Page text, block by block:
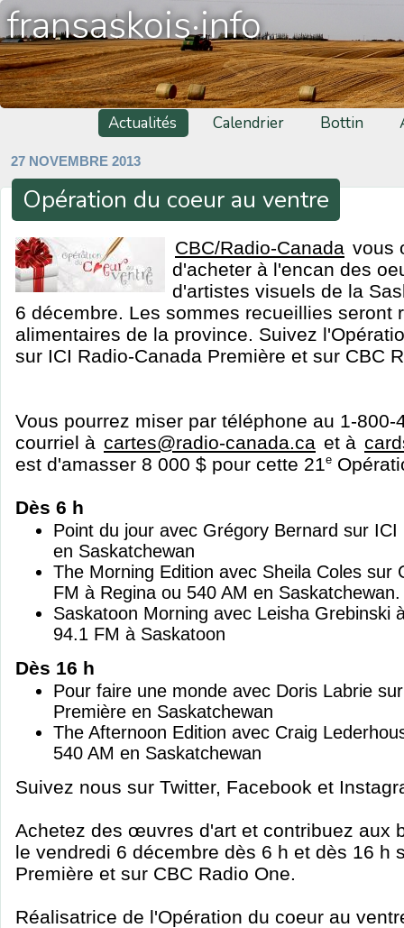
fransaskois·info
Actualités Calendrier Bottin
27 NOVEMBRE 2013
Opération du coeur au ventre
CBC/Radio-Canada vous
d'acheter à l'encan des
d'artistes visuels de la
6 décembre. Les sommes recueillies seront
alimentaires de la province. Suivez
sur ICI Radio-Canada Première et sur CBC
Vous pourrez miser par téléphone au 1-800-
courriel à cartes@radio-canada.ca et à
est d'amasser 8 000 $ pour cette 21e
Dès 6 h
Point du jour avec Grégory Bernard sur
en Saskatchewan
The Morning Edition avec Sheila Coles sur
FM à Regina ou 540 AM en Saskatchewan.
Saskatoon Morning avec Leisha Grebinski
94.1 FM à Saskatoon
Dès 16 h
Pour faire une monde avec Doris Labrie
Première en Saskatchewan
The Afternoon Edition avec Craig
540 AM en Saskatchewan
Suivez nous sur Twitter, Facebook et
Achetez des œuvres d'art et contribuez aux
le vendredi 6 décembre dès 6 h et dès 16 h
Première et sur CBC Radio One.
Réalisatrice de l'Opération du coeur au